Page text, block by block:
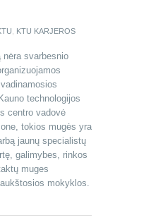
KTU KARJEROS
nėra svarbesnio
technologijos
centro vadovė
tokios mugės yra
jaunų specialistų
galimybes, rinkos
muges
mokyklos.